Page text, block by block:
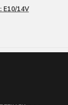
E10/14V